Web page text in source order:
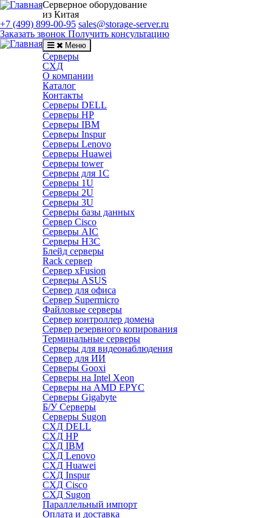
Серверное оборудование
из Китая
+7 (499) 899-00-95 sales@storage-server.ru
Заказать звонок Получить консультацию
Меню
Серверы
СХД
О компании
Каталог
Контакты
Серверы DELL
Серверы HP
Серверы IBM
Серверы Inspur
Серверы Lenovo
Серверы Huawei
Серверы tower
Серверы для 1C
Серверы 1U
Серверы 2U
Серверы 3U
Серверы базы данных
Сервер Cisco
Серверы AIC
Серверы H3C
Блейд серверы
Rack сервер
Сервер xFusion
Серверы ASUS
Сервер для офиса
Сервер Supermicro
Файловые серверы
Сервер контроллер домена
Сервер резервного копирования
Терминальные серверы
Серверы для видеонаблюдения
Сервер для ИИ
Серверы Gooxi
Серверы на Intel Xeon
Серверы на AMD EPYC
Серверы Gigabyte
Б/У Серверы
Серверы Sugon
СХД DELL
СХД HP
СХД IBM
СХД Lenovo
СХД Huawei
СХД Inspur
СХД Cisco
СХД Sugon
Параллельный импорт
Оплата и доставка